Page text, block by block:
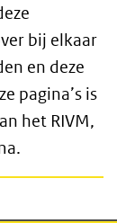
bij elkaar
en deze
pagina’s is
het RIVM,